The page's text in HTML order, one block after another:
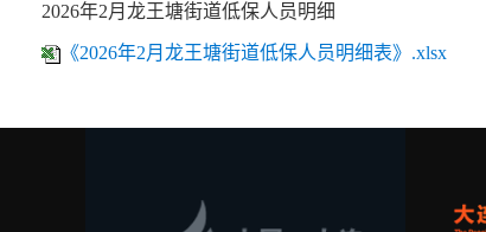
2026年2月龙王塘街道低保人员明细
《2026年2月龙王塘街道低保人员明细表》.xlsx